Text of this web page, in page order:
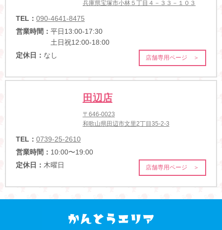
兵庫県宝塚市小林５丁目４－３３－１０３
TEL： 090-4641-8475
営業時間： 平日13:00-17:30
土日祝12:00-18:00
定休日： なし 店舗専用ページ ＞
田辺店
〒646-0023
和歌山県田辺市文里2丁目35-2-3
TEL： 0739-25-2610
営業時間： 10:00〜19:00
定休日： 木曜日 店舗専用ページ ＞